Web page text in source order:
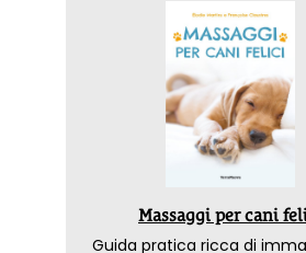
Massaggi per cani
Guida pratica ricca di